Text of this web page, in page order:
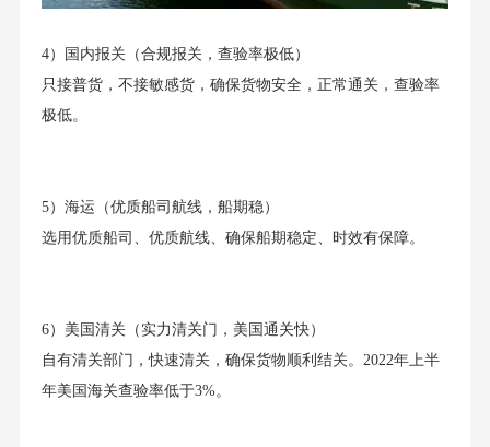
4）国内报关（合规报关，查验率极低）
只接普货，不接敏感货，确保货物安全，正常通关，查验率
极低。
5）海运（优质船司航线，船期稳）
选用优质船司、优质航线、确保船期稳定、时效有保障。
6）美国清关（实力清关门，美国通关快）
自有清关部门，快速清关，确保货物顺利结关。2022年上半
年美国海关查验率低于3%。